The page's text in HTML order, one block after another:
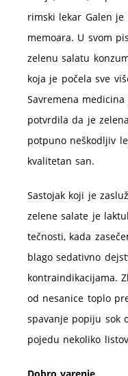
rimski lekar Galen
memoara. U svom
zelenu salatu
koja je počela sve
Savremena
potvrdila da je
potpuno neškodljiv
kvalitetan san.
Sastojak koji je
zelene salate je
tečnosti, kada
blago sedativno
kontraindikacijama.
od nesanice toplo
spavanje popiju sok
pojedu nekoliko